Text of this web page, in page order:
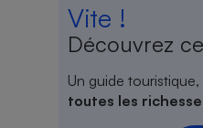
Vite !
Découvrez
Un guide touristique,
toutes les